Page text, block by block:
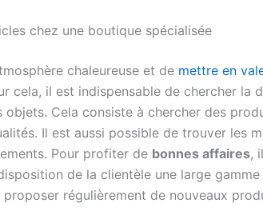
chez une boutique spécialisée
chaleureuse et de mettre en
cela, il est indispensable de chercher la
objets. Cela consiste à chercher des
Il est aussi possible de trouver les
Pour profiter de bonnes affaires,
de la clientèle une large gamme
régulièrement de nouveaux